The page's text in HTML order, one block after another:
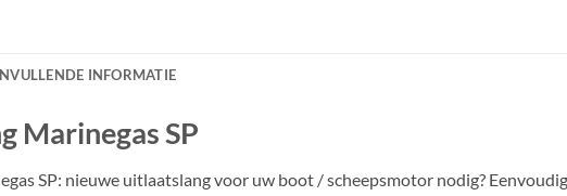
INFORMATIE
Marinegas SP
SP: nieuwe uitlaatslang voor uw boot / scheepsmotor nodig?